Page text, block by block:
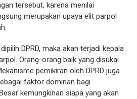
tersebut, karena menilai
merupakan upaya elit parpol
DPRD, maka akan terjadi kepala
Orang-orang baik yang disukai
pemikiran oleh DPRD juga
faktor dominan bagi
kemungkinan siapa yang akan